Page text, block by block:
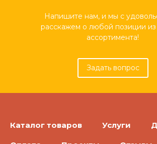
Напишите нам, и мы с
расскажем о любой позиции
ассортимента!
Задать вопрос
Каталог товаров Услуги